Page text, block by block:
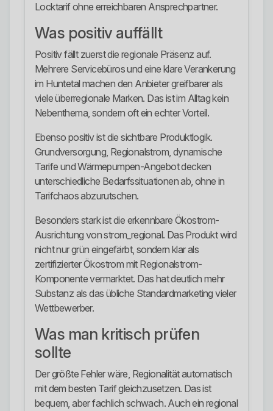
Locktarif ohne erreichbaren Ansprechpartner.
Was positiv auffällt
Positiv fällt zuerst die regionale Präsenz auf.
Mehrere Servicebüros und eine klare Verankerung
im Huntetal machen den Anbieter greifbarer als
viele überregionale Marken. Das ist im Alltag kein
Nebenthema, sondern oft ein echter Vorteil.
Ebenso positiv ist die sichtbare Produktlogik.
Grundversorgung, Regionalstrom, dynamische
Tarife und Wärmepumpen-Angebot decken
unterschiedliche Bedarfssituationen ab, ohne in
Tarifchaos abzurutschen.
Besonders stark ist die erkennbare Ökostrom-
Ausrichtung von strom_regional. Das Produkt wird
nicht nur grün eingefärbt, sondern klar als
zertifizierter Ökostrom mit Regionalstrom-
Komponente vermarktet. Das hat deutlich mehr
Substanz als das übliche Standardmarketing vieler
Wettbewerber.
Was man kritisch prüfen
sollte
Der größte Fehler wäre, Regionalität automatisch
mit dem besten Tarif gleichzusetzen. Das ist
bequem, aber fachlich schwach. Auch ein regional